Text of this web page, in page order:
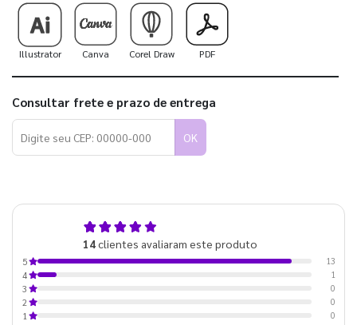
Illustrator Canva Corel Draw PDF
Consultar frete e prazo de entrega
OK
14clientes avaliaram este produto
5
13
4
1
3
0
2
0
1
0